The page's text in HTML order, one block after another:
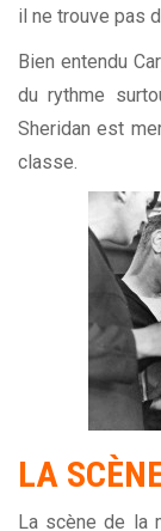
il ne trouve pas
Bien entendu
du rythme
Sheridan est
classe.
LA
La scène de la